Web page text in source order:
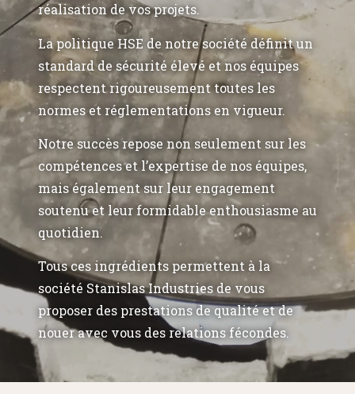
réalisation de vos projets.
La politique HSE de notre société définit un
standard de sécurité élevé et nos équipes
respectent rigoureusement toutes les
normes et réglementations en vigueur.
Notre succès repose non seulement sur les
compétences et l’expertise de nos équipes,
mais également sur leur engagement
soutenu et leur formidable enthousiasme au
quotidien.
Tous ces ingrédients permettent à la
société Stanislas Industries de vous
proposer des prestations de qualité et de
nouer avec vous des relations fécondes.